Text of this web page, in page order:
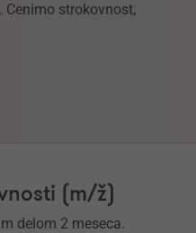
Cenimo strokovnost,
(m/ž)
delom 2 meseca.